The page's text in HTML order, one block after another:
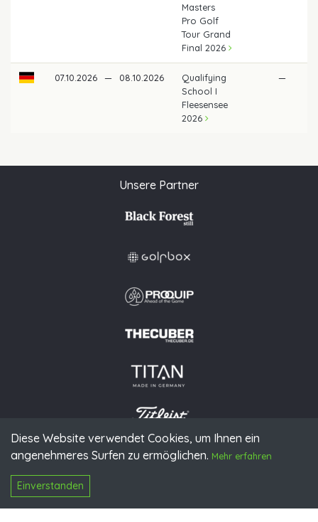
Diese Website verwendet Cookies, um Ihnen ein
angenehmeres Surfen zu ermöglichen. Mehr erfahren
Einverstanden
Masters
Pro Golf
Tour Grand
Final 2026
07.10.2026 — 08.10.2026
Qualifying
School I
Fleesensee
2026
—
Unsere Partner
© 2026 PGAoG